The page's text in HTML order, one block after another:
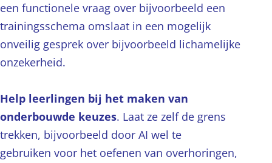
een functionele vraag over bijvoorbeeld een
trainingsschema omslaat in een mogelijk
onveilig gesprek over bijvoorbeeld lichamelijke
onzekerheid.
Help leerlingen bij het maken van
onderbouwde keuzes. Laat ze zelf de grens
trekken, bijvoorbeeld door AI wel te
gebruiken voor het oefenen van overhoringen,